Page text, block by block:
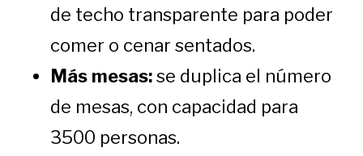
de techo transparente para poder
comer o cenar sentados.
Más mesas:se duplica el número
de mesas, con capacidad para
3500 personas.